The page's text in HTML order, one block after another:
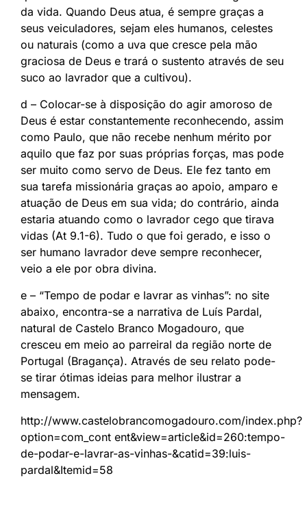
da vida. Quando Deus atua, é sempre graças a
seus veiculadores, sejam eles humanos, celestes
ou naturais (como a uva que cresce pela mão
graciosa de Deus e trará o sustento através de seu
suco ao lavrador que a cultivou).
d – Colocar-se à disposição do agir amoroso de
Deus é estar constantemente reconhecendo, assim
como Paulo, que não recebe nenhum mérito por
aquilo que faz por suas próprias forças, mas pode
ser muito como servo de Deus. Ele fez tanto em
sua tarefa missionária graças ao apoio, amparo e
atuação de Deus em sua vida; do contrário, ainda
estaria atuando como o lavrador cego que tirava
vidas (At 9.1-6). Tudo o que foi gerado, e isso o
ser humano lavrador deve sempre reconhecer,
veio a ele por obra divina.
e – “Tempo de podar e lavrar as vinhas”: no site
abaixo, encontra-se a narrativa de Luís Pardal,
natural de Castelo Branco Mogadouro, que
cresceu em meio ao parreiral da região norte de
Portugal (Bragança). Através de seu relato pode-
se tirar ótimas ideias para melhor ilustrar a
mensagem.
http://www.castelobrancomogadouro.com/index.php?
option=com_cont ent&view=article&id=260:tempo-
de-podar-e-lavrar-as-vinhas-&catid=39:luis-
pardal&Itemid=58